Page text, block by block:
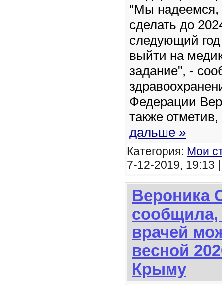
"Мы надеемся,
сделать до
следующий
выйти на
задание", -
Федерации
также
дальше »
Категория: Мои
7-12-2019, 19:13
Вероника
сообщила,
врачей
весной
Крыму